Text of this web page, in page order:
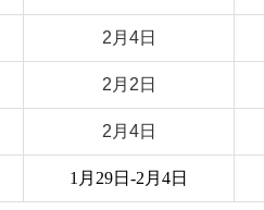
2月4日
2月2日
2月4日
1 月 29日-2 月 4日